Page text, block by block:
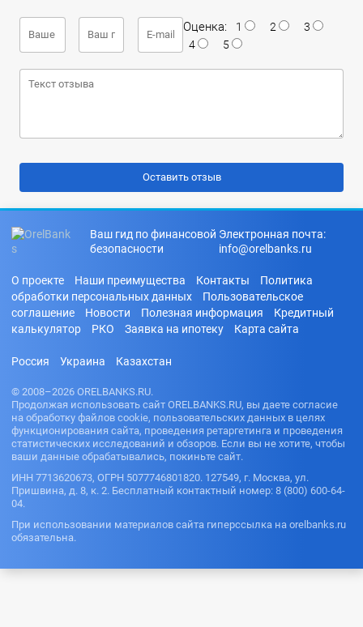
Оценка: 1 2
3
4
5
Ваш гид по финансовой
безопасности
Электронная почта:
info@orelbanks.ru
О проекте Наши преимущества Контакты
Политика
обработки персональных данных
Пользовательское
соглашение
Новости Полезная информация
Кредитный
калькулятор
РКО Заявка на ипотеку Карта сайта
Россия Украина Казахстан
© 2008–2026 ORELBANKS.RU.
Продолжая использовать сайт ORELBANKS.RU, вы даете согласие
на обработку файлов cookie, пользовательских данных в целях
функционирования сайта, проведения ретаргетинга и проведения
статистических исследований и обзоров. Если вы не хотите, чтобы
ваши данные обрабатывались, покиньте сайт.
ИНН 7713620673, ОГРН 5077746801820. 127549, г. Москва, ул.
Пришвина, д. 8, к. 2. Бесплатный контактный номер: 8 (800) 600-64-
04.
При использовании материалов сайта гиперссылка на orelbanks.ru
обязательна.